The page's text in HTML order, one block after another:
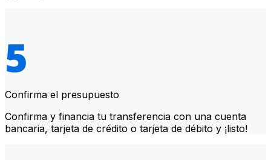
Confirma el presupuesto
Confirma y financia tu transferencia con una cuenta
bancaria, tarjeta de crédito o tarjeta de débito y ¡listo!